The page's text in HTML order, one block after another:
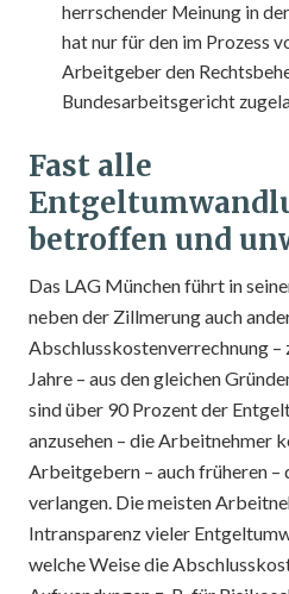
herrschender Meinung in
hat nur für den im Prozess
Arbeitgeber den
Bundesarbeitsgericht
Fast alle
betroffen und
Das LAG München führt in
neben der Zillmerung auch
Abschlusskostenverrechnung –
Jahre – aus den gleichen
sind über 90 Prozent der
anzusehen – die Arbeitnehmer
Arbeitgebern – auch früheren
verlangen. Die meisten
Intransparenz vieler
welche Weise die